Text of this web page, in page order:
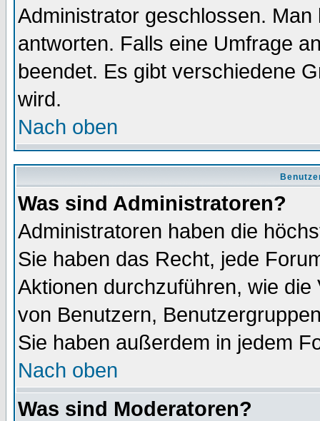
Administrator geschlossen.
antworten. Falls eine Umfrage
beendet. Es gibt verschiedene
wird.
Nach oben
Was sind Administratoren?
Administratoren haben die
Sie haben das Recht, jede
Aktionen durchzuführen, wie
von Benutzern,
Sie haben außerdem in jedem
Nach oben
Was sind Moderatoren?